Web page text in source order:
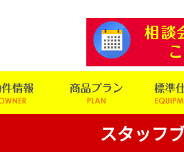
スタッフ